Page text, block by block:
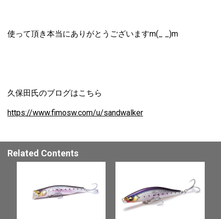
使って頂き本当にありがとうございますm(_ _)m
久保田氏のブログはこちら
https://www.fimosw.com/u/sandwalker
Related Contents